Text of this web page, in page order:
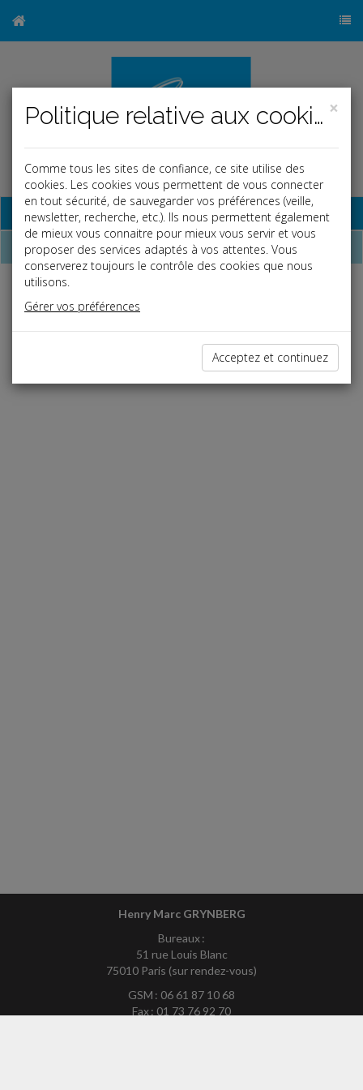
Base documentaire
Dossiers
Espace réservé
Ce contenu est réservé aux Clients
Si vous êtes client, saisissez votre identifiant et votre mot de
Henry Marc GRYNBERG
Bureaux :
51 rue Louis Blanc
75010 Paris (sur rendez-vous)
GSM : 06 61 87 10 68
Fax : 01 73 76 92 70
×
Politique relative aux cookies
Comme tous les sites de confiance, ce site utilise des
cookies. Les cookies vous permettent de vous connecter
en tout sécurité, de sauvegarder vos préférences (veille,
newsletter, recherche, etc.). Ils nous permettent également
de mieux vous connaitre pour mieux vous servir et vous
proposer des services adaptés à vos attentes. Vous
conserverez toujours le contrôle des cookies que nous
utilisons.
Gérer vos préférences
Acceptez et continuez